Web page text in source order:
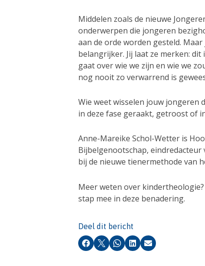
Middelen zoals de nieuwe
onderwerpen die jongeren
aan de orde worden gesteld.
belangrijker. Jij laat ze merken: dit
gaat over wie we zijn en wie we
nog nooit zo verwarrend is
Wie weet wisselen jouw
in deze fase geraakt, getroost of
Anne-Mareike Schol-Wetter is
Bijbelgenootschap,
bij de nieuwe tienermethode van
Meer weten over kindertheologie?
stap mee in deze benadering.
Deel dit bericht
Facebook
X Whatsapp
LinkedInE-mail